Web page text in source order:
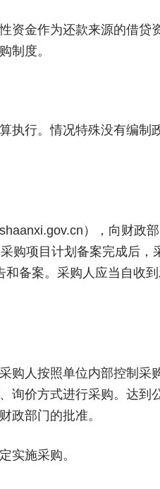
资金作为还款来源的借贷
制度。
执行。情况特殊没有编制
），向财政
购项目计划备案完成后，
备案。采购人应当自收
购人按照单位内部控制采
询价方式进行采购。达到
政部门的批准。
实施采购。